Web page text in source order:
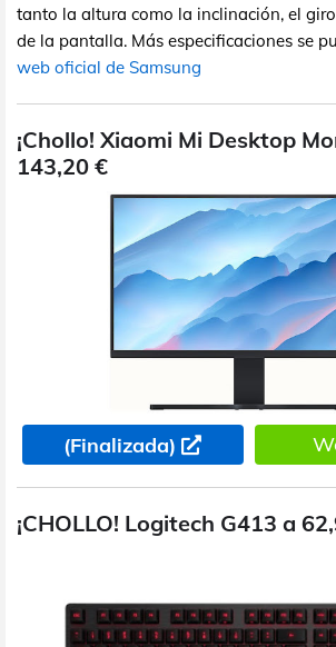
tanto la altura como la inclinación, el
de la pantalla. Más especificaciones se
web oficial de Samsung
¡Chollo! Xiaomi Mi Desktop
143,20 €
(Finalizada)
¡CHOLLO! Logitech G413 a